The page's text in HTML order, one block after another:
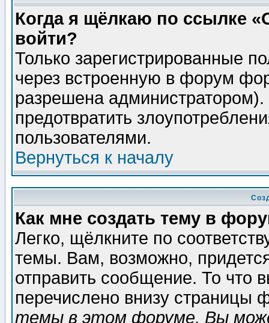
Когда я щёлкаю по ссылке
войти?
Только зарегистрированные
через встроенную в форум
разрешена
предотвратить
пользователями.
Вернуться к началу
Как мне создать тему в
Легко, щёлкните по
темы. Вам, возможно,
отправить сообщение. То что
перечислено внизу страницы
темы в этом форуме, Вы